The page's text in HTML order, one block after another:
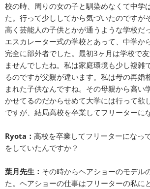
校の時、周りの女の子と馴染めなくて中学
た。行って少ししてから気づいたのですが
高く芸能人の子供とかが通うような学校だ
エスカレーター式の学校とあって、中学か
完全に部外者でした。最初3ヶ月は学校で
ませんでしたね。私は家庭環境も少し複雑
るのですが父親が違います。私は母の再婚
まれた子供なんですね。その母親から高い
かせてるのだからせめて大学には行って欲
ですが、結局高校を卒業してフリーターに
Ryota： 高校を卒業してフリーターになっ
をしていたんですか？
葉月先生： その時からヘアショーのモデル
た。ヘアショーの仕事はフリーターの私に